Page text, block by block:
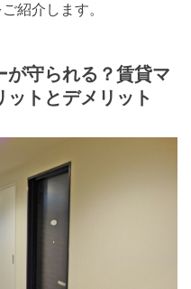
ご紹介します。
が守られる？賃貸マ
ットとデメリット